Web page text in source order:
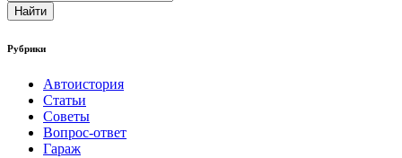
Найти
Рубрики
Автоистория
Статьи
Советы
Вопрос-ответ
Гараж